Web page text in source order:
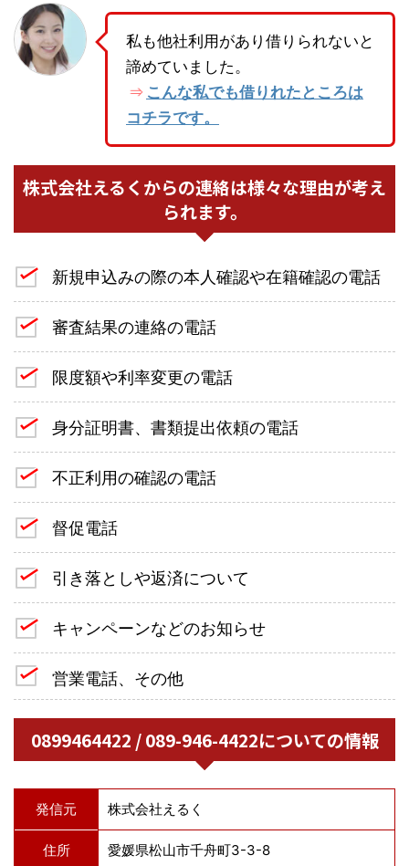
私も他社利用があり借りられないと
諦めていました。
⇒ こんな私でも借りれたところは
コチラです。
株式会社えるくからの連絡は様々な理由が考え
られます。
新規申込みの際の本人確認や在籍確認の電話
審査結果の連絡の電話
限度額や利率変更の電話
身分証明書、書類提出依頼の電話
不正利用の確認の電話
督促電話
引き落としや返済について
キャンペーンなどのお知らせ
営業電話、その他
0899464422 / 089-946-4422についての情報
発信元 株式会社えるく
住所 愛媛県松山市千舟町3-3-8